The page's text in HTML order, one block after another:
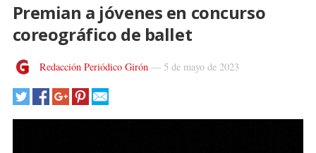
Premian a jóvenes en concurso
coreográfico de ballet
Redacción Periódico Girón— 5 de mayo de 2023